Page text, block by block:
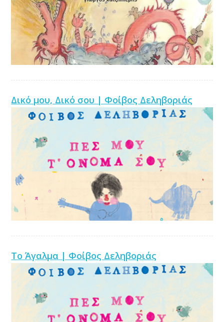
Δικό μου, Δικό σου | Φοίβος Δεληβοριάς
Το Άγαλμα | Φοίβος Δεληβοριάς